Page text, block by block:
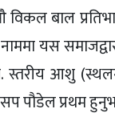
बाल
यस
स्तरीय आशु
पौडेल प्रथम